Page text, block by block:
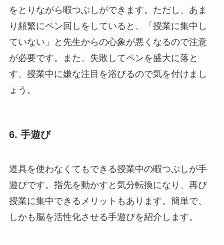
をとりながら暇つぶしができます。ただし、あま
り頻繁にペン回しをしていると、「授業に集中し
ていない」と先生からの心象が悪くなるので注意
が必要です。また、失敗してペンを盛大に落と
す、授業中に嫌な注目を浴びるので気を付けまし
ょう。
6. 手遊び
道具を使わなくてもできる授業中の暇つぶしが手
遊びです。指先を動かすと気分転換になり、再び
授業に集中できるメリットもあります。簡単で、
しかも脳を活性化させる手遊びを紹介します。